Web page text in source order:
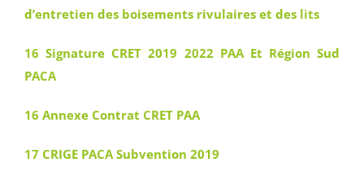
d’entretien des boisements rivulaires et des lits
16 Signature CRET 2019 2022 PAA Et Région Sud
PACA
16 Annexe Contrat CRET PAA
17 CRIGE PACA Subvention 2019